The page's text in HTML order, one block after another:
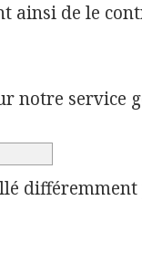
ainsi de le
notre service
différemment